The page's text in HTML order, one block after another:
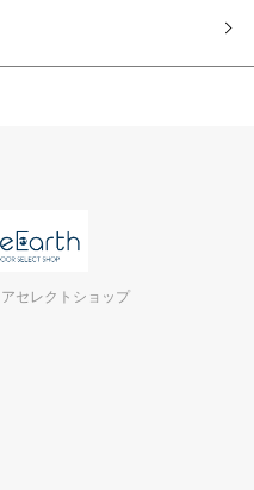
セレクトショップ